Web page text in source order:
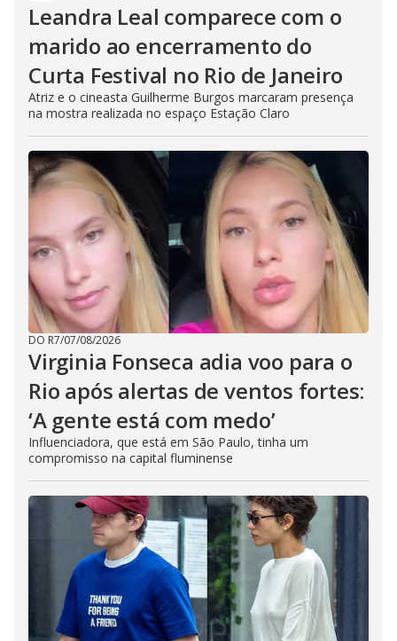
Leandra Leal comparece com o
marido ao encerramento do
Curta Festival no Rio de Janeiro
Atriz e o cineasta Guilherme Burgos marcaram presença
na mostra realizada no espaço Estação Claro
DO R7/07/08/2026
Virginia Fonseca adia voo para o
Rio após alertas de ventos fortes:
‘A gente está com medo’
Influenciadora, que está em São Paulo, tinha um
compromisso na capital fluminense